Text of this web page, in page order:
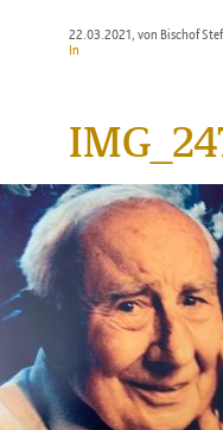
22.03.2021, von Bischof
In